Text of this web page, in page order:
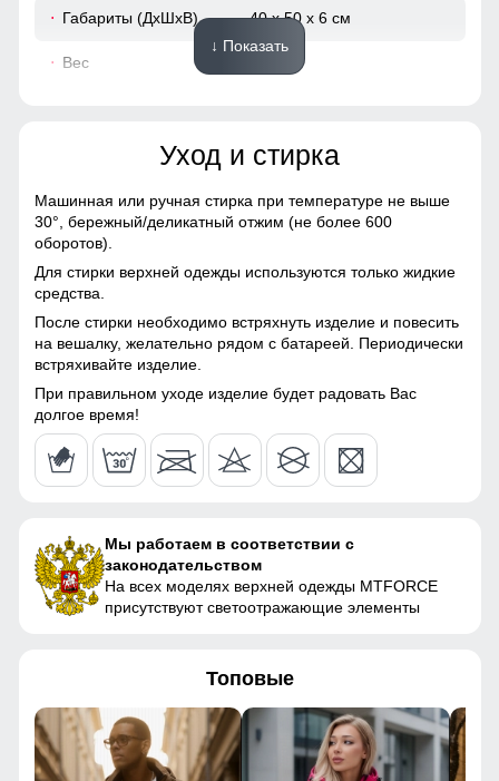
Габариты (ДхШхВ) 40 x 50 x 6 см
Вес
ВНИМАНИЕ!!! Товар который куплен с уценкой не
подлежит возврату и обмену.
Образец!
↓ Показать
Уход и стирка
Машинная или ручная стирка при температуре не выше
30°, бережный/деликатный отжим (не более 600
оборотов).
Для стирки верхней одежды используются только жидкие
средства.
После стирки необходимо встряхнуть изделие и повесить
на вешалку, желательно рядом с батареей. Периодически
встряхивайте изделие.
При правильном уходе изделие будет радовать Вас
долгое время!
Мы работаем в соответствии с
законодательством
На всех моделях верхней одежды MTFORCE
присутствуют светоотражающие элементы
Топовые